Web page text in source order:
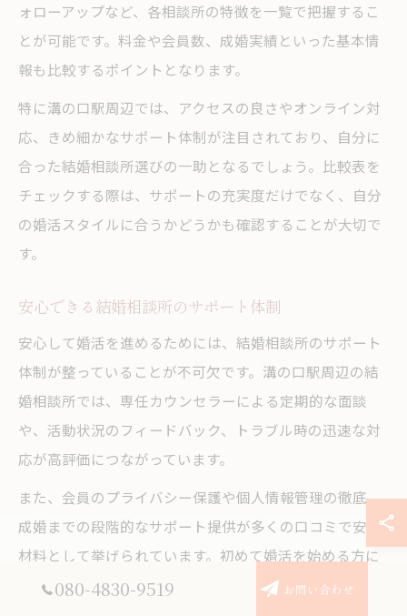
ォローアップなど、各相談所の特徴を一覧で把握するこ
とが可能です。料金や会員数、成婚実績といった基本情
報も比較するポイントとなります。
特に溝の口駅周辺では、アクセスの良さやオンライン対
応、きめ細かなサポート体制が注目されており、自分に
合った結婚相談所選びの一助となるでしょう。比較表を
チェックする際は、サポートの充実度だけでなく、自分
の婚活スタイルに合うかどうかも確認することが大切で
す。
安心できる結婚相談所のサポート体制
安心して婚活を進めるためには、結婚相談所のサポート
体制が整っていることが不可欠です。溝の口駅周辺の結
婚相談所では、専任カウンセラーによる定期的な面談
や、活動状況のフィードバック、トラブル時の迅速な対
応が高評価につながっています。
また、会員のプライバシー保護や個人情報管理の徹底、
成婚までの段階的なサポート提供が多くの口コミで安心
材料として挙げられています。初めて婚活を始める方に
も、分かりやすい説明や丁寧なフォローが用意されてい
080-4830-9519 お問い合わせ